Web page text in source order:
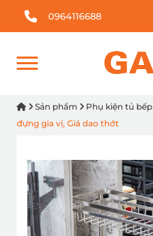
0964116688
Sản phẩm Phụ kiện tủ bếp
đựng gia vị, Giá dao thớt